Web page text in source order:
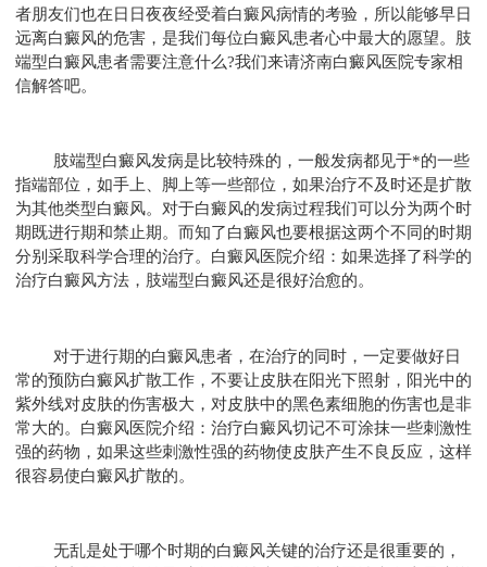
者朋友们也在日日夜夜经受着白癜风病情的考验，所以能够早日
远离白癜风的危害，是我们每位白癜风患者心中最大的愿望。肢
端型白癜风患者需要注意什么?我们来请济南白癜风医院专家相
信解答吧。
肢端型白癜风发病是比较特殊的，一般发病都见于*的一些
指端部位，如手上、脚上等一些部位，如果治疗不及时还是扩散
为其他类型白癜风。对于白癜风的发病过程我们可以分为两个时
期既进行期和禁止期。而知了白癜风也要根据这两个不同的时期
分别采取科学合理的治疗。白癜风医院介绍：如果选择了科学的
治疗白癜风方法，肢端型白癜风还是很好治愈的。
对于进行期的白癜风患者，在治疗的同时，一定要做好日
常的预防白癜风扩散工作，不要让皮肤在阳光下照射，阳光中的
紫外线对皮肤的伤害极大，对皮肤中的黑色素细胞的伤害也是非
常大的。白癜风医院介绍：治疗白癜风切记不可涂抹一些刺激性
强的药物，如果这些刺激性强的药物使皮肤产生不良反应，这样
很容易使白癜风扩散的。
无乱是处于哪个时期的白癜风关键的治疗还是很重要的，